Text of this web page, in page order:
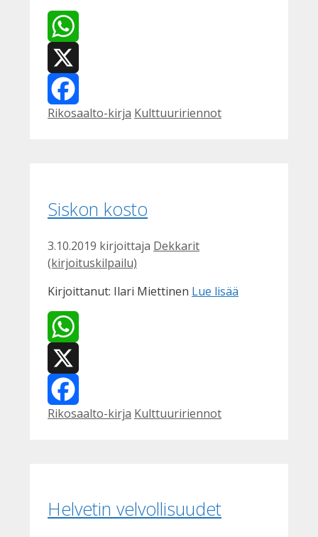
WhatsApp
X
Facebook
Kategoriat
Rikosaalto-kirja Avainsanat
Kulttuuririennot
Siskon kosto
3.10.2019 kirjoittaja Dekkarit
(kirjoituskilpailu)
Kirjoittanut: Ilari Miettinen Lue lisää
WhatsApp
X
Facebook
Kategoriat
Rikosaalto-kirja Avainsanat
Kulttuuririennot
Helvetin velvollisuudet